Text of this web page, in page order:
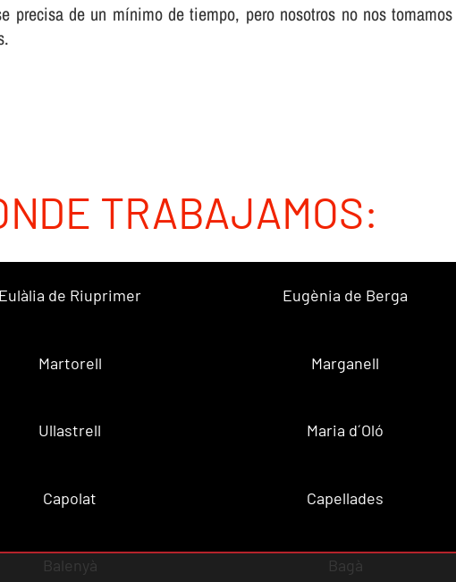
precisa de un mí­nimo de tiempo, pero nosotros no nos
TRABAJAMOS:
Eulàlia de Riuprimer Eugènia de Berga
Martorell Marganell
Ullastrell Maria d´Oló
Capolat Capellades
Balenyà Bagà